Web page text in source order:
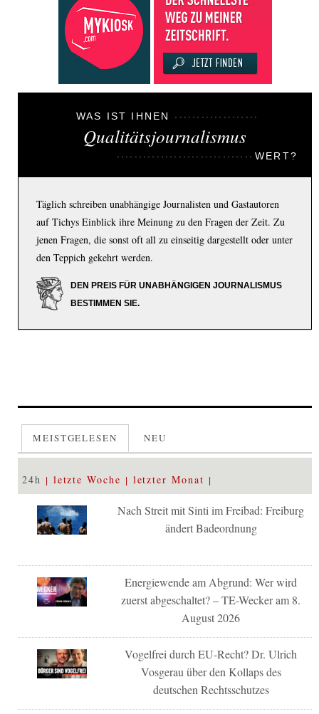
WAS IST IHNEN
Qualitätsjournalismus
WERT?
Täglich schreiben unabhängige Journalisten und Gastautoren
auf Tichys Einblick ihre Meinung zu den Fragen der Zeit. Zu
jenen Fragen, die sonst oft all zu einseitig dargestellt oder unter
den Teppich gekehrt werden.
DEN PREIS FÜR UNABHÄNGIGEN JOURNALISMUS
BESTIMMEN SIE.
MEISTGELESEN NEU
24h letzte Woche letzter Monat
Nach Streit mit Sinti im Freibad: Freiburg
ändert Badeordnung
Energiewende am Abgrund: Wer wird
zuerst abgeschaltet? – TE-Wecker am 8.
August 2026
Vogelfrei durch EU-Recht? Dr. Ulrich
Vosgerau über den Kollaps des
deutschen Rechtsschutzes